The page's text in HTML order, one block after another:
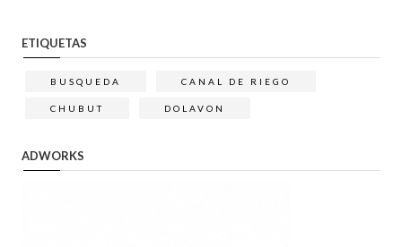
ETIQUETAS
BUSQUEDA CANAL DE RIEGO
CHUBUT DOLAVON
ADWORKS